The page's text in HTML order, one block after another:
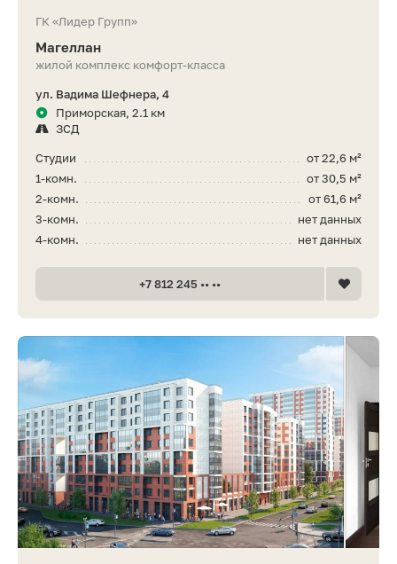
ГК «Лидер Групп»
Магеллан
жилой комплекс комфорт-класса
ул. Вадима Шефнера, 4
Приморская, 2.1 км
ЗСД
от 22,6 м²
Студии
от 30,5 м²
1-комн.
от 61,6 м²
2-комн.
нет данных
3-комн.
нет данных
4-комн.
+7 812 245 •• ••